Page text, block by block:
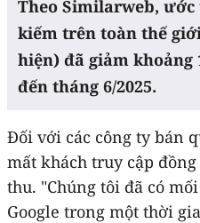
Theo Similarweb,
kiếm trên toàn thế
hiện) đã giảm khoảng
đến tháng 6/2025.
Đối với các công ty bán
mất khách truy cập
thu. "Chúng tôi đã có
Google trong một thời